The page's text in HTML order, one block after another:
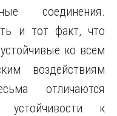
соединения.
и тот факт, что
ко всем
воздействиям
отличаются
устойчивости к